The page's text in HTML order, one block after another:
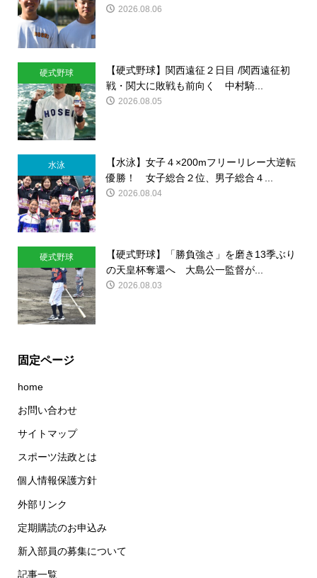
2026.08.06
硬式野球
【硬式野球】関西遠征２日目 /関西遠征初
戦・関大に敗戦も前向く 中村騎...
2026.08.05
水泳
【水泳】女子４×200mフリーリレー大逆転
優勝！ 女子総合２位、男子総合４...
2026.08.04
硬式野球
【硬式野球】「勝負強さ」を磨き13季ぶり
の天皇杯奪還へ 大島公一監督が...
2026.08.03
固定ページ
home
お問い合わせ
サイトマップ
スポーツ法政とは
個人情報保護方針
外部リンク
定期購読のお申込み
新入部員の募集について
記事一覧